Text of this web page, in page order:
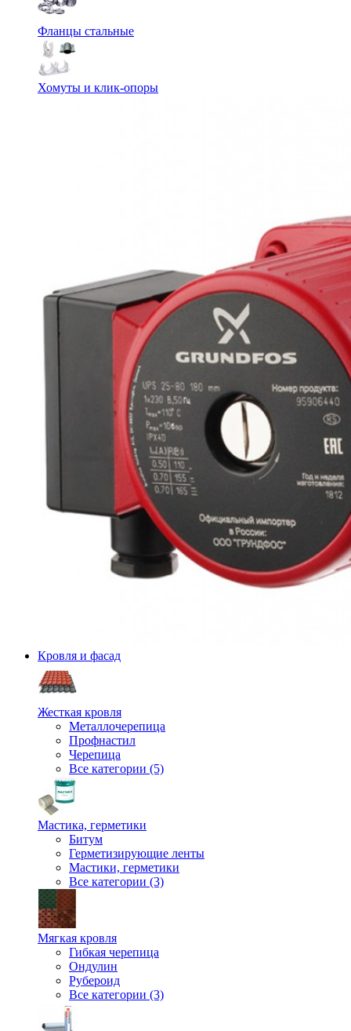
Фланцы стальные
Хомуты и клик-опоры
Кровля и фасад
Жесткая кровля
Металлочерепица
Профнастил
Черепица
Все категории (5)
Мастика, герметики
Битум
Герметизирующие ленты
Мастики, герметики
Все категории (3)
Мягкая кровля
Гибкая черепица
Ондулин
Рубероид
Все категории (3)